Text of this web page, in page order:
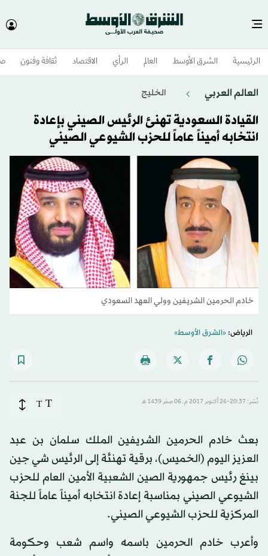
الرئيسية الشرق الأوسط​ العالم الرأي الاقتصاد ثقافة وفنون
العالم العربي الخليج
القيادة السعودية تهنئ الرئيس الصيني بإعادة
انتخابه أميناً عاماً للحزب الشيوعي الصيني
خادم الحرمين الشريفين وولي العهد السعودي
الرياض:«الشرق الأوسط»
نُشر: 20:37-26 أكتوبر 2017 م ـ 06 صفَر 1439 هـ T
T
بعث خادم الحرمين الشريفين الملك سلمان بن عبد
العزيز اليوم (الخميس)، برقية تهنئة إلى الرئيس شي جين
بينغ رئيس جمهورية الصين الشعبية الأمين العام للحزب
الشيوعي الصيني بمناسبة إعادة انتخابه أميناً عاماً للجنة
المركزية للحزب الشيوعي الصيني.
وأعرب خادم الحرمين باسمه واسم شعب وحكومة